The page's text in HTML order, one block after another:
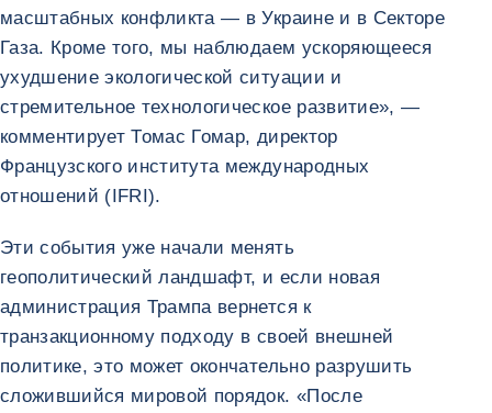
масштабных конфликта — в Украине и в Секторе
Газа. Кроме того, мы наблюдаем ускоряющееся
ухудшение экологической ситуации и
стремительное технологическое развитие», —
комментирует Томас Гомар, директор
Французского института международных
отношений (IFRI).
Эти события уже начали менять
геополитический ландшафт, и если новая
администрация Трампа вернется к
транзакционному подходу в своей внешней
политике, это может окончательно разрушить
сложившийся мировой порядок. «После